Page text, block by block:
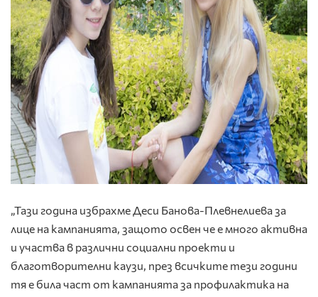
„Тази година избрахме Деси Банова-Плевнелиева за
лице на кампанията, защото освен че е много активна
и участва в различни социални проекти и
благотворителни каузи, през всичките тези години
тя е била част от кампанията за профилактика на